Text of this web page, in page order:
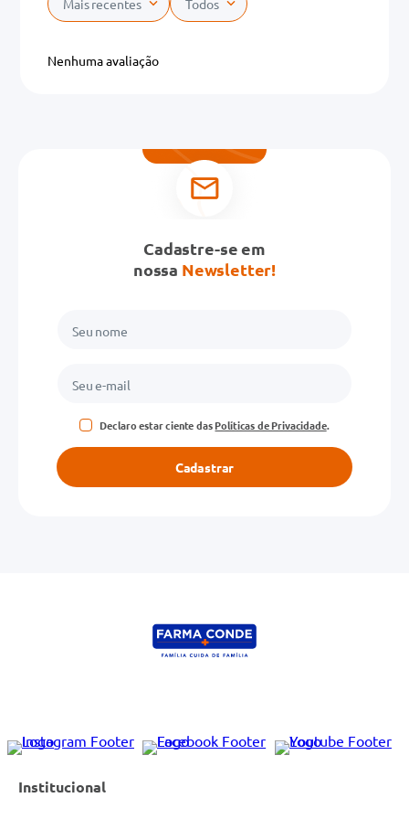
Mais recentes Todos
Nenhuma avaliação
Cadastre-se em
nossa Newsletter!
Declaro estar ciente dasPolíticas de Privacidade.
Cadastrar
Institucional